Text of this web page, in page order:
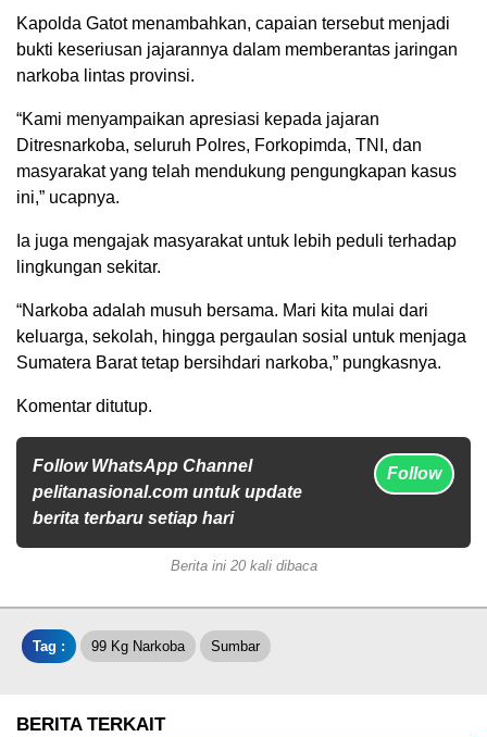
Kapolda Gatot menambahkan, capaian tersebut menjadi
bukti keseriusan jajarannya dalam memberantas jaringan
narkoba lintas provinsi.
“Kami menyampaikan apresiasi kepada jajaran
Ditresnarkoba, seluruh Polres, Forkopimda, TNI, dan
masyarakat yang telah mendukung pengungkapan kasus
ini,” ucapnya.
Ia juga mengajak masyarakat untuk lebih peduli terhadap
lingkungan sekitar.
“Narkoba adalah musuh bersama. Mari kita mulai dari
keluarga, sekolah, hingga pergaulan sosial untuk menjaga
Sumatera Barat tetap bersihdari narkoba,” pungkasnya.
Komentar ditutup.
Follow WhatsApp Channel
pelitanasional.com untuk update
berita terbaru setiap hari
Follow
Berita ini 20 kali dibaca
Tag : 99 Kg Narkoba Sumbar
BERITA TERKAIT